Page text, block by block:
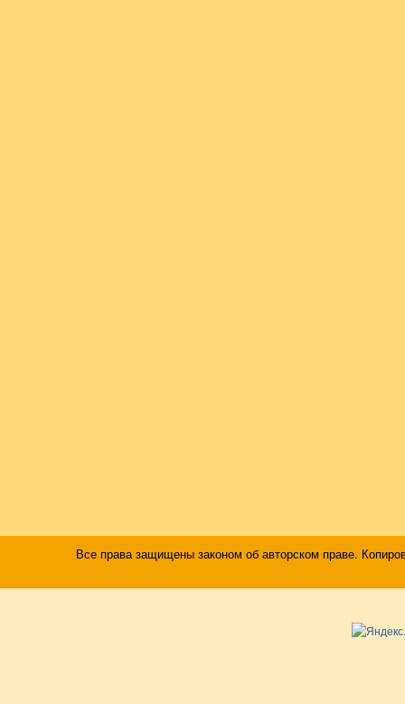
Все права защищены законом об авторском праве.